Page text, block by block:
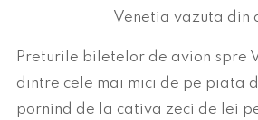
Venetia vazuta din
Preturile biletelor de avion spre
dintre cele mai mici de pe piata
pornind de la cativa zeci de lei